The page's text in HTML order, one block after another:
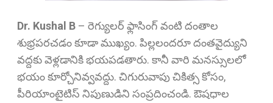
Dr. Kushal B – రెగ్యులర్ ఫ్లాసింగ్ వంటి దంతాల
శుభ్రపరచడం కూడా ముఖ్యం. పిల్లలందరూ దంతవైద్యుని
వద్దకు వెళ్లడానికి భయపడతారు. కానీ వారి మనస్సులలో
భయం కూర్చోనివ్వవద్దు. చిగురువాపు చికిత్స కోసం,
పీరియాంటైటిస్ నిపుణుడిని సంప్రదించండి. ఔషధాల